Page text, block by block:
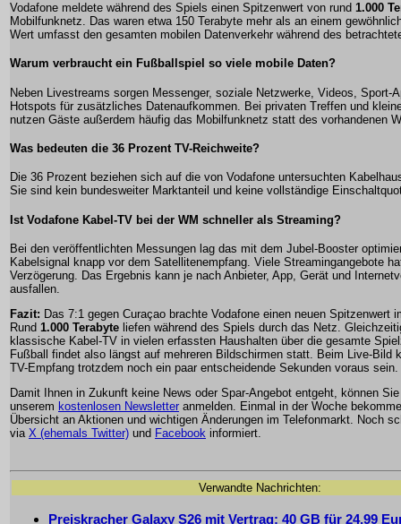
Vodafone meldete während des Spiels einen Spitzenwert von rund 1.000
Mobilfunknetz. Das waren etwa 150 Terabyte mehr als an einem
Wert umfasst den gesamten mobilen Datenverkehr während des
Warum verbraucht ein Fußballspiel so viele mobile Daten?
Neben Livestreams sorgen Messenger, soziale Netzwerke, Videos, Sport-
Hotspots für zusätzliches Datenaufkommen. Bei privaten Treffen und
nutzen Gäste außerdem häufig das Mobilfunknetz statt des vorhandenen
Was bedeuten die 36 Prozent TV-Reichweite?
Die 36 Prozent beziehen sich auf die von Vodafone untersuchten
Sie sind kein bundesweiter Marktanteil und keine vollständige
Ist Vodafone Kabel-TV bei der WM schneller als Streaming?
Bei den veröffentlichten Messungen lag das mit dem Jubel-Booster
Kabelsignal knapp vor dem Satellitenempfang. Viele Streamingangebote
Verzögerung. Das Ergebnis kann je nach Anbieter, App, Gerät und
ausfallen.
Fazit: Das 7:1 gegen Curaçao brachte Vodafone einen neuen Spitzenwert
Rund 1.000 Terabyte liefen während des Spiels durch das Netz.
klassische Kabel-TV in vielen erfassten Haushalten über die gesamte
Fußball findet also längst auf mehreren Bildschirmen statt. Beim Live-Bild
TV-Empfang trotzdem noch ein paar entscheidende Sekunden voraus sein.
Damit Ihnen in Zukunft keine News oder Spar-Angebot entgeht, können
unserem kostenlosen Newsletter anmelden. Einmal in der Woche
Übersicht an Aktionen und wichtigen Änderungen im Telefonmarkt. Noch
via X (ehemals Twitter) und Facebook informiert.
Verwandte Nachrichten:
Preiskracher Galaxy S26 mit Vertrag: 40 GB für 24,99